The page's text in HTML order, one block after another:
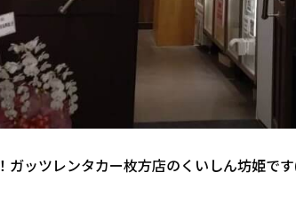
ガッツレンタカー枚方店のくいしん坊姫で